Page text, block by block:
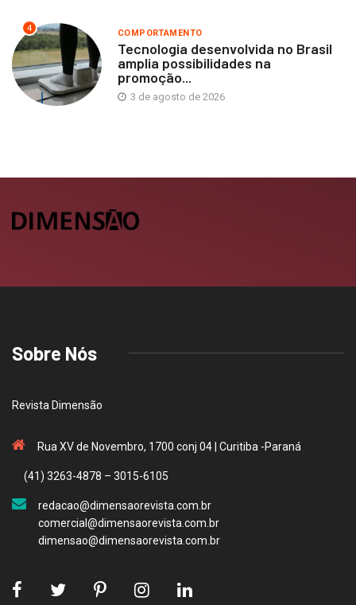
4 COMPORTAMENTO
Tecnologia desenvolvida no Brasil
amplia possibilidades na
promoção...
3 de agosto de 2026
Sobre Nós
Revista Dimensão
Rua XV de Novembro, 1700 conj 04 | Curitiba -Paraná
(41) 3263-4878 – 3015-6105
redacao@dimensaorevista.com.br
comercial@dimensaorevista.com.br
dimensao@dimensaorevista.com.br